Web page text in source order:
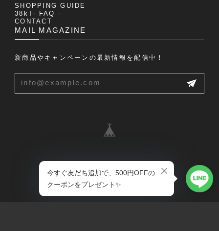
SHOPPING GUIDE
38kT- FAQ -
CONTACT
MAIL MAGAZINE
新商品やキャンペーンの最新情報を配信中！